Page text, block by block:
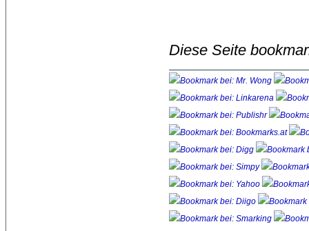
Diese Seite